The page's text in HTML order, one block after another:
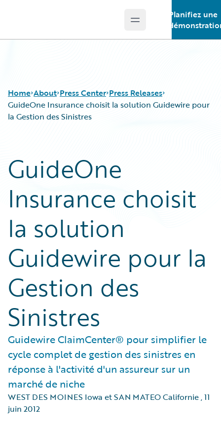
Open main menu
Planifiez une
Home About Press Center Press Releases
GuideOne Insurance choisit la solution Guidewire pour
la Gestion des Sinistres
GuideOne
Insurance choisit
la solution
Guidewire pour la
Gestion des
Sinistres
Guidewire ClaimCenter® pour simplifier le
cycle complet de gestion des sinistres en
réponse à l'activité d'un assureur sur un
marché de niche
WEST DES MOINES Iowa et SAN MATEO Californie,11
juin 2012